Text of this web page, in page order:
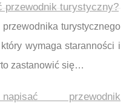
przewodnik turystyczny?
przewodnika turystycznego
wymaga staranności i
zastanowić się…
przewodnik